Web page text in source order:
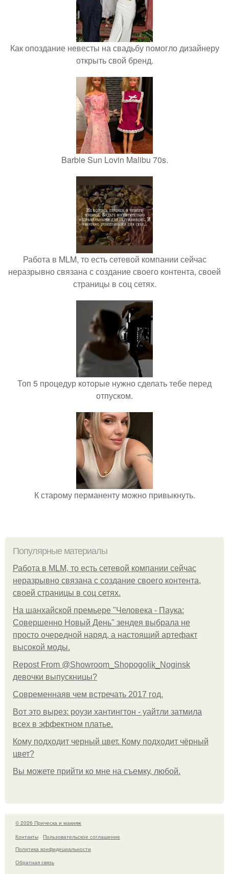
Как опоздание невесты на свадьбу помогло дизайнеру
открыть свой бренд.
Barbie Sun Lovin Malibu 70s.
Работа в MLM, то есть сетевой компании сейчас
неразрывно связана с создание своего контента, своей
страницы в соц сетях.
Топ 5 процедур которые нужно сделать тебе перед
отпуском.
К старому перманенту можно привыкнуть.
Популярные материалы
Работа в MLM, то есть сетевой компании сейчас
неразрывно связана с создание своего контента,
своей страницы в соц сетях.
На шанхайской премьере "Человека - Паука:
Совершенно Новый День" зендея выбрала не
просто очередной наряд, а настоящий артефакт
высокой моды.
Repost From @Showroom_Shopogolik_Noginsk
девочки выпускницы?
Современнаяв чем встречать 2017 год.
Вот это вырез: роузи хантингтон - уайтли затмила
всех в эффектном платьe.
Кому подходит черный цвет. Кому подходит чёрный
цвет?
Вы можете прийти ко мне на съемку, любой.
© 2026 Прическа и макияж
Контакты
Пользовательское соглашение
Политика конфидециальности
Обратная связь